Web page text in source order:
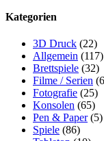
Kategorien
3D Druck (22)
Allgemein (117)
Brettspiele (32)
Filme / Serien
Fotografie (25)
Konsolen (65)
Pen & Paper(5)
Spiele (86)